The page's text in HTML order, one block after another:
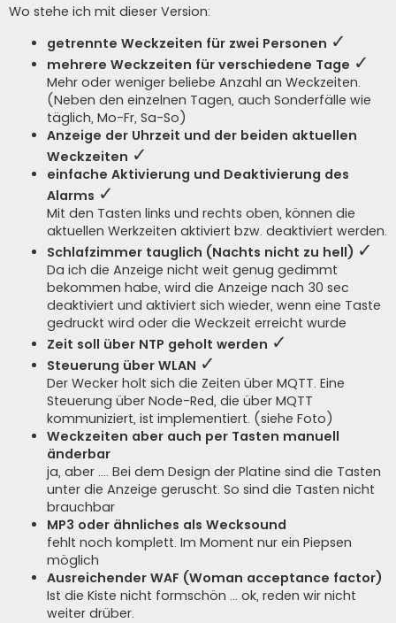
i
t
Wo stehe ich mit dieser Version:
getrennte Weckzeiten für zwei Personen ✓
mehrere Weckzeiten für verschiedene Tage ✓
Mehr oder weniger beliebe Anzahl an Weckzeiten.
(Neben den einzelnen Tagen, auch Sonderfälle wie
täglich, Mo-Fr, Sa-So)
Anzeige der Uhrzeit und der beiden aktuellen
Weckzeiten ✓
einfache Aktivierung und Deaktivierung des
Alarms ✓
Mit den Tasten links und rechts oben, können die
aktuellen Werkzeiten aktiviert bzw. deaktiviert werden.
Schlafzimmer tauglich (Nachts nicht zu hell) ✓
Da ich die Anzeige nicht weit genug gedimmt
bekommen habe, wird die Anzeige nach 30 sec
deaktiviert und aktiviert sich wieder, wenn eine Taste
gedruckt wird oder die Weckzeit erreicht wurde
Zeit soll über NTP geholt werden ✓
Steuerung über WLAN ✓
Der Wecker holt sich die Zeiten über MQTT. Eine
Steuerung über Node-Red, die über MQTT
kommuniziert, ist implementiert. (siehe Foto)
Weckzeiten aber auch per Tasten manuell
änderbar
ja, aber .... Bei dem Design der Platine sind die Tasten
unter die Anzeige geruscht. So sind die Tasten nicht
brauchbar
MP3 oder ähnliches als Wecksound
fehlt noch komplett. Im Moment nur ein Piepsen
möglich
Ausreichender WAF (Woman acceptance factor)
Ist die Kiste nicht formschön ... ok, reden wir nicht
weiter drüber.